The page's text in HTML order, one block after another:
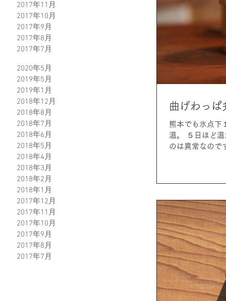
2017年11月
2017年10月
2017年9月
2017年8月
2017年7月
2020年5月
2019年5月
2019年1月
2018年12月
2018年8月
2018年7月
2018年6月
2018年5月
2018年4月
2018年3月
2018年2月
2018年1月
2017年12月
2017年11月
2017年10月
2017年9月
2017年8月
2017年7月
曲げわっぱ
熊本でも氷点下
温。 ５日ほど
のは異常なので